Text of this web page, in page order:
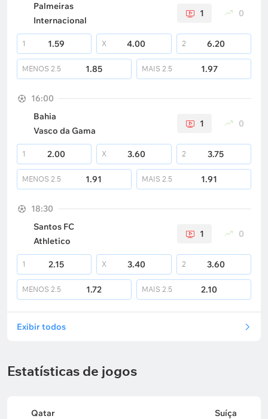
Palmeiras
Internacional
1 0
1 1.59 X 4.00 2 6.20
MENOS 2.5 1.85 MAIS 2.5 1.97
16:00
Bahia
Vasco da Gama
1 0
1 2.00 X 3.60 2 3.75
MENOS 2.5 1.91 MAIS 2.5 1.91
18:30
Santos FC
Athletico
1 0
1 2.15 X 3.40 2 3.60
MENOS 2.5 1.72 MAIS 2.5 2.10
Exibir todos
Estatísticas de jogos
Qatar Suíça